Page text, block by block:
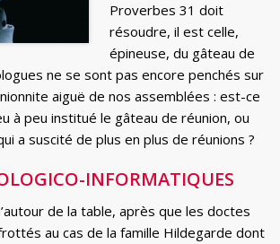
Proverbes 31 doit
résoudre, il est celle,
épineuse, du gâteau de
ne se sont pas encore penchés sur
aiguë de nos assemblées : est-ce
à peu institué le gâteau de réunion, ou
a suscité de plus en plus de réunions ?
INFORMATIQUES
de la table, après que les doctes
au cas de la famille Hildegarde dont